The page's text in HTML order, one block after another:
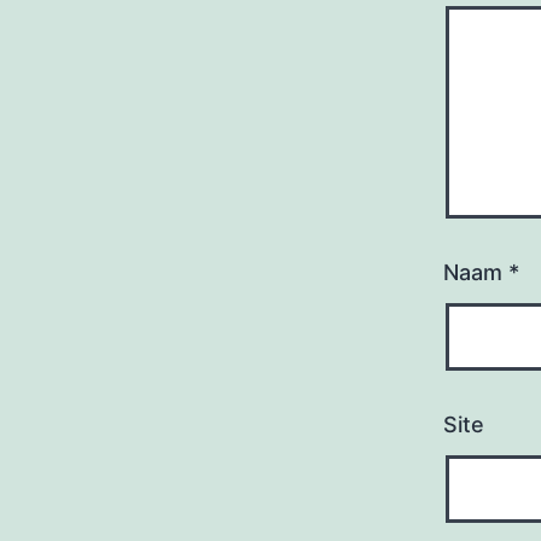
Naam *
Site